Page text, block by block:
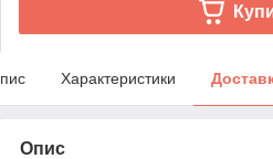
Характеристики
Опис